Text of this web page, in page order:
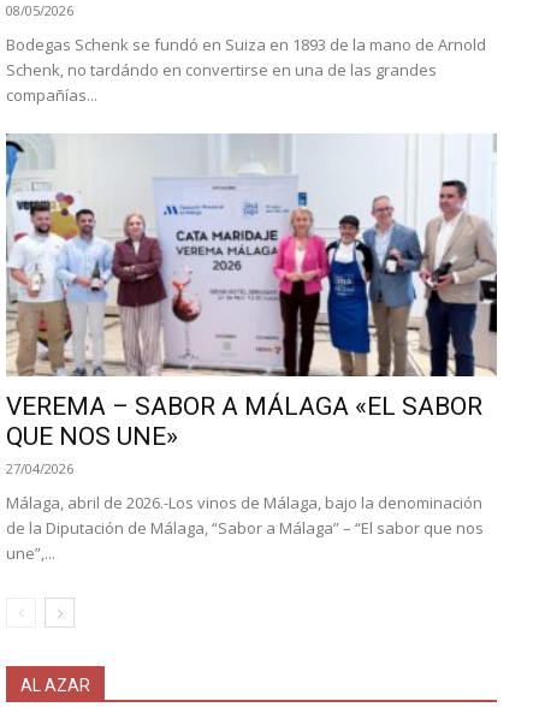
08/05/2026
Bodegas Schenk se fundó en Suiza en 1893 de la mano de Arnold
Schenk, no tardándo en convertirse en una de las grandes
compañías...
VEREMA – SABOR A MÁLAGA «EL SABOR
QUE NOS UNE»
27/04/2026
Málaga, abril de 2026.-Los vinos de Málaga, bajo la denominación
de la Diputación de Málaga, “Sabor a Málaga” – “El sabor que nos
une”,...
AL AZAR